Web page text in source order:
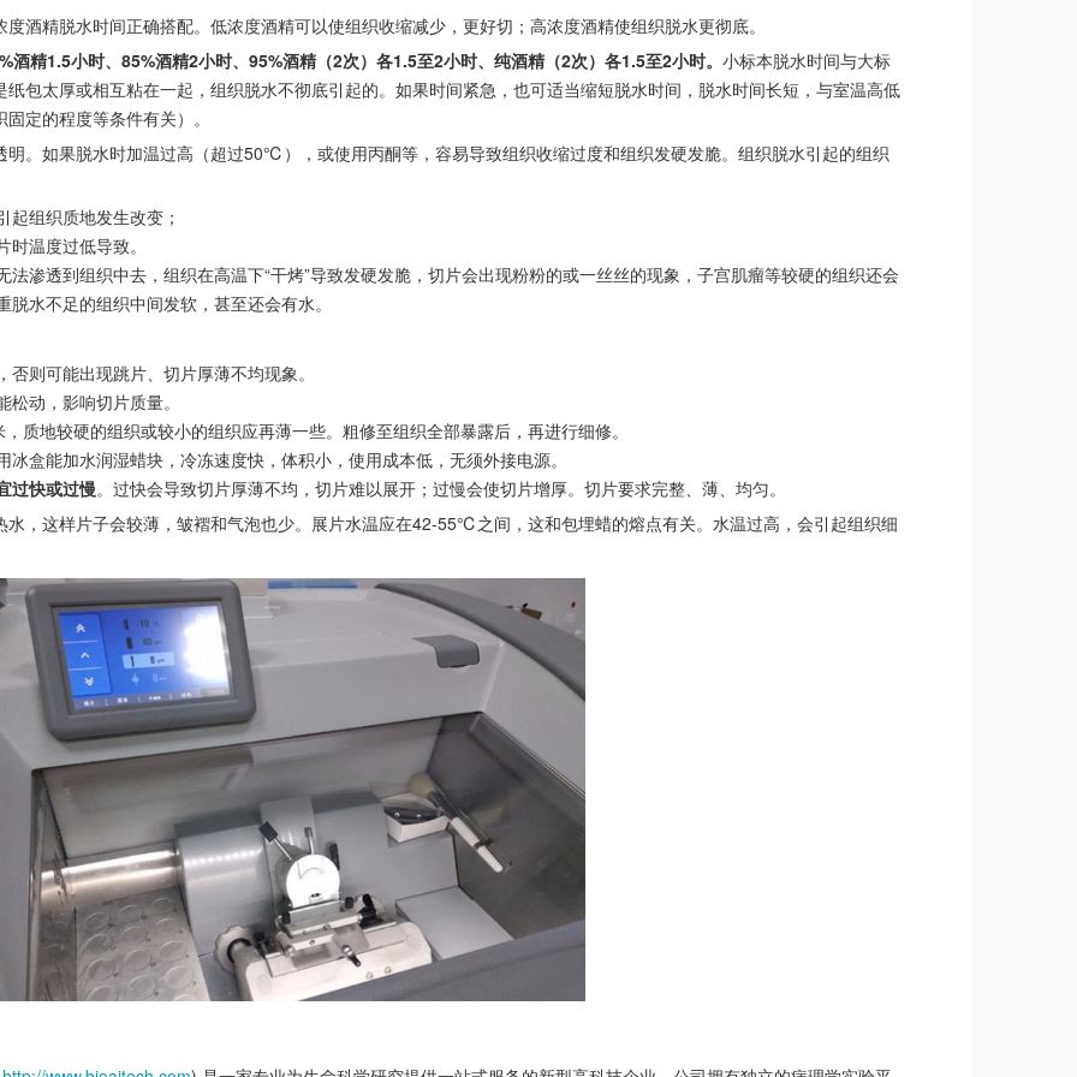
酒精脱水时间正确搭配。低浓度酒精可以使组织收缩减少，更好切；高浓度酒精使组织脱水更彻底。
精1.5小时、85%酒精2小时、95%酒精（2次）各1.5至2小时、纯酒精（2次）各1.5至2小时。 小标本脱水时间与大标
包太厚或相互粘在一起，组织脱水不彻底引起的。如果时间紧急，也可适当缩短脱水时间，脱水时间长短，与室温高低
定的程度等条件有关）。
。如果脱水时加温过高（超过50℃），或使用丙酮等，容易导致组织收缩过度和组织发硬发脆。组织脱水引起的组织
组织质地发生改变；
温度过低导致。
渗透到组织中去，组织在高温下“干烤”导致发硬发脆，切片会出现粉粉的或一丝丝的现象，子宫肌瘤等较硬的组织还会
水不足的组织中间发软，甚至还会有水。
否则可能出现跳片、切片厚薄不均现象。
动，影响切片质量。
质地较硬的组织或较小的组织应再薄一些。粗修至组织全部暴露后，再进行细修。
冰盒能加水润湿蜡块，冷冻速度快，体积小，使用成本低，无须外接电源。
过快或过慢。过快会导致切片厚薄不均，切片难以展开；过慢会使切片增厚。切片要求完整、薄、均匀。
，这样片子会较薄，皱褶和气泡也少。展片水温应在42-55℃之间，这和包埋蜡的熔点有关。水温过高，会引起组织细